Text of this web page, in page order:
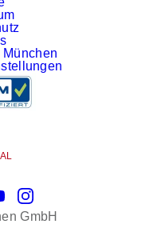
Instagram
GmbH